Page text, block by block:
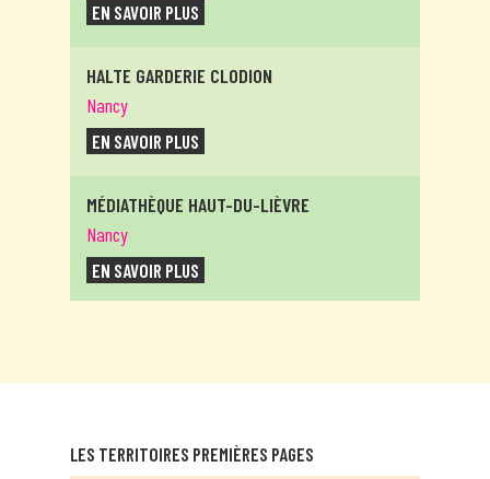
EN SAVOIR PLUS
HALTE GARDERIE CLODION
Nancy
EN SAVOIR PLUS
MÉDIATHÈQUE HAUT-DU-LIÈVRE
Nancy
EN SAVOIR PLUS
LES TERRITOIRES PREMIÈRES PAGES